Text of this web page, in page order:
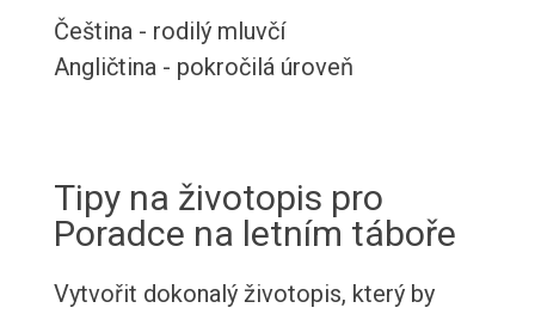
Čeština - rodilý mluvčí
Angličtina - pokročilá úroveň
Tipy na životopis pro
Poradce na letním táboře
Vytvořit dokonalý životopis, který by